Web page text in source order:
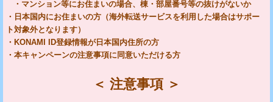
・マンション等にお住まいの場合、棟・部屋番号等の抜けがないか
・日本国内にお住まいの方（海外転送サービスを利用した場合はサポー
ト対象外となります）
・KONAMI ID登録情報が日本国内住所の方
・本キャンペーンの注意事項に同意いただける方
＜ 注意事項 ＞